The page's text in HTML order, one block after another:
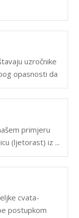
uzročnike
opasnosti da
primjeru
(ljetorast) iz ...
cvata-
postupkom